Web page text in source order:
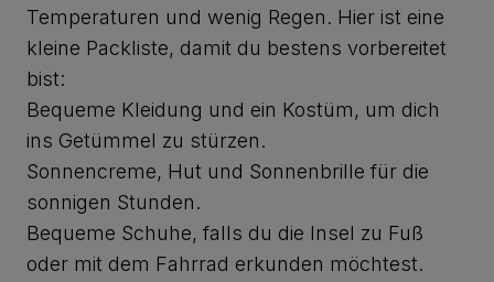
Temperaturen und wenig Regen. Hier ist eine
kleine Packliste, damit du bestens vorbereitet
bist:
Bequeme Kleidung und ein Kostüm, um dich
ins Getümmel zu stürzen.
Sonnencreme, Hut und Sonnenbrille für die
sonnigen Stunden.
Bequeme Schuhe, falls du die Insel zu Fuß
oder mit dem Fahrrad erkunden möchtest.